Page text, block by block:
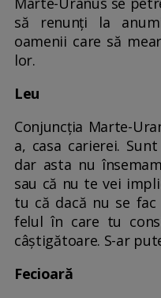
să renunți la
oamenii care să
lor.
Leu
Conjuncția Marte-
a, casa carierei.
dar asta nu
sau că nu te vei
tu că dacă nu se
felul în care tu
câștigătoare. S-ar
Fecioară